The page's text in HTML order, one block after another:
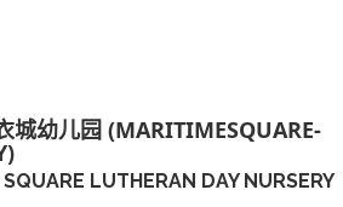
城幼儿园 (MARITIMESQUARE-
LUTHERAN DAY NURSERY